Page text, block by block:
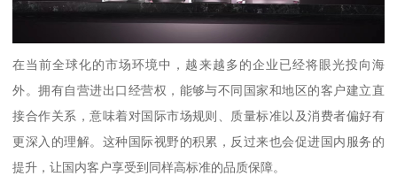
在当前全球化的市场环境中，越来越多的企业已经将眼光投向海
外。拥有自营进出口经营权，能够与不同国家和地区的客户建立直
接合作关系，意味着对国际市场规则、质量标准以及消费者偏好有
更深入的理解。这种国际视野的积累，反过来也会促进国内服务的
提升，让国内客户享受到同样高标准的品质保障。